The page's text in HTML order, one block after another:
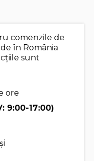
comenzile de
în România
sunt
ore
9:00-17:00)